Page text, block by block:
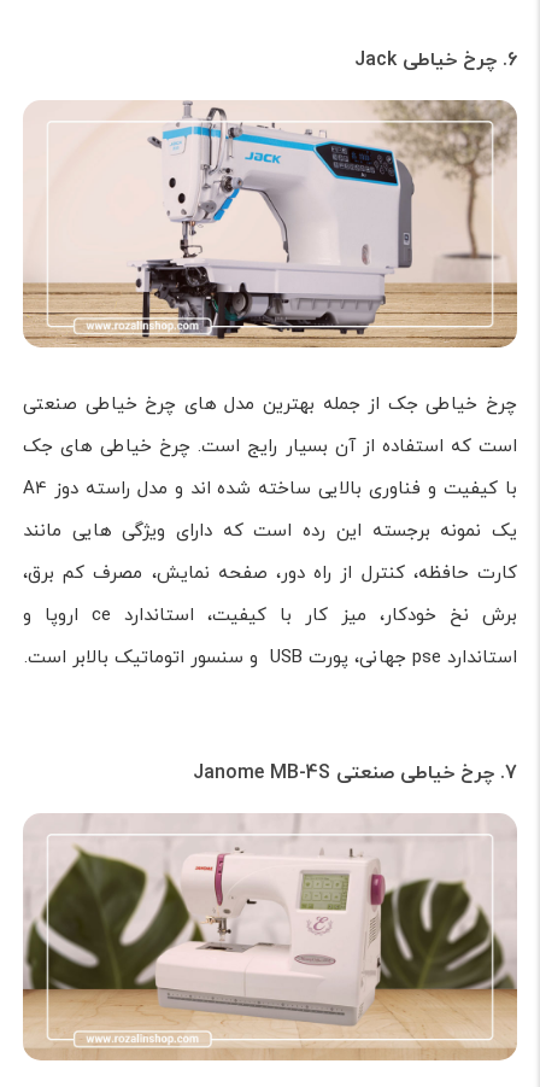
6. چرخ خیاطی Jack
چرخ خیاطی جک از جمله بهترین مدل های چرخ خیاطی صنعتی
است که استفاده از آن بسیار رایج است. چرخ خیاطی های جک
با کیفیت و فناوری بالایی ساخته شده اند و مدل راسته دوز A4
یک نمونه برجسته این رده است که دارای ویژگی هایی مانند
کارت حافظه، کنترل از راه دور، صفحه نمایش، مصرف کم برق،
برش نخ خودکار، میز کار با کیفیت، استاندارد ce اروپا و
استاندارد pse جهانی، پورت USB و سنسور اتوماتیک بالابر است.
7. چرخ خیاطی صنعتی Janome MB-4S